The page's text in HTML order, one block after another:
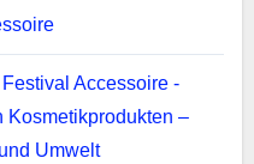
Accessoire -
Kosmetikprodukten –
Umwelt